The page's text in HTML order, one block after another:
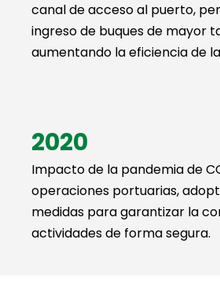
canal de acceso al puerto,
ingreso de buques de mayor
aumentando la eficiencia de
2020
Impacto de la pandemia de
operaciones portuarias,
medidas para garantizar la
actividades de forma segura.